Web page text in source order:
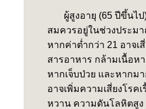
ผู้สูงอายุ (65 ปีขึ้นไป)
สมควรอยู่ในช่วงประมา
หากค่าต่ำกว่า 21 อาจเ
สารอาหาร กล้ามเนื้อห
หากเจ็บป่วย และหากมา
อาจเพิ่มความเสี่ยงโรคเ
หวาน ความดันโลหิตสูง